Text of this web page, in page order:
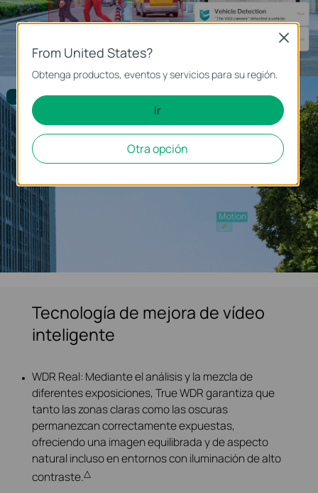
Alarma filtrada
Tecnología de mejora de vídeo
inteligente
WDR Real: Mediante el análisis y la mezcla de
diferentes exposiciones, True WDR garantiza que
tanto las zonas claras como las oscuras
permanezcan correctamente expuestas,
ofreciendo una imagen equilibrada y de aspecto
natural incluso en entornos con iluminación de alto
contraste.△
From United States?
Obtenga productos, eventos y servicios para su región.
Ir
Otra opción
Close